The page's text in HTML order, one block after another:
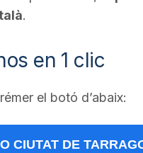
.
en 1 clic
el botó d’abaix:
CIUTAT DE